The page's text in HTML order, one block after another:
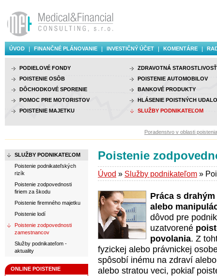
ÚVOD FINANČNÉ PLÁNOVANIE INVESTIČNÝ ÚČET KOMENTÁRE
PODIELOVÉ FONDY
POISTENIE OSÔB
DÔCHODKOVÉ SPORENIE
POMOC PRE MOTORISTOV
POISTENIE MAJETKU
ZDRAVOTNÁ STAROSTLIVOSŤ
POISTENIE AUTOMOBILOV
BANKOVÉ PRODUKTY
HLÁSENIE POISTNÝCH
SLUŽBY PODNIKATEĽOM
Poradenstvo v oblasti
SLUŽBY PODNIKATEĽOM
Poistenie podnikateľských
rizík
Poistenie zodpovednosti
firiem za škodu
Poistenie firemného majetku
Poistenie lodí
Poistenie zodpovednosti
zamestnancov
Služby podnikateľom -
aktuality
ONLINE POISTENIE
Poistenie
Úvod » Služby podnikateľom »
Práca s
alebo
dôvod pre
uzatvorené
povolania. Z
fyzickej alebo právnickej
spôsobí inému na zdraví
alebo stratou veci, pokiaľ